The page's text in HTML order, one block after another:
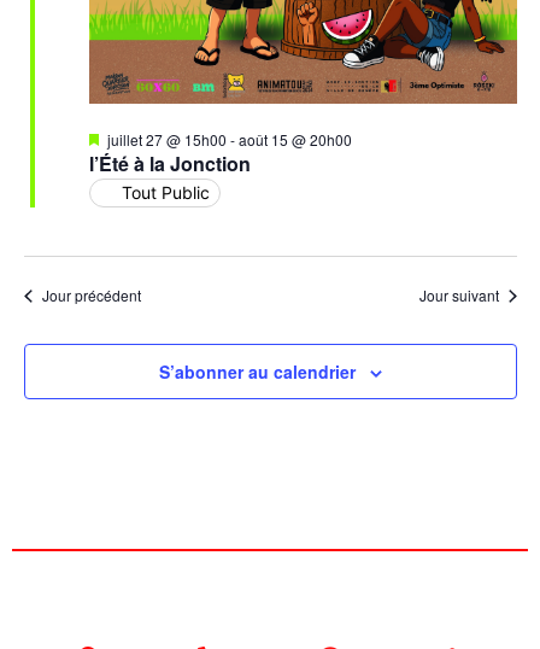
l’Été à la Jonction
Mis
en
avant
juillet 27 @ 15h00 -août 15 @ 20h00
Tout Public
Jour précédent Jour suivant
S’abonner au calendrier